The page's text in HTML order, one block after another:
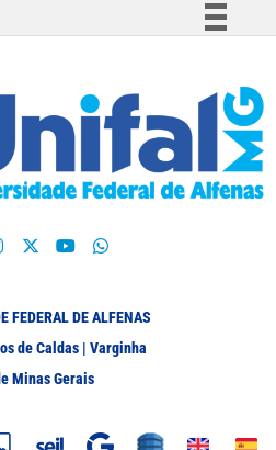
Participe
Acesso à informação
Legislação
FEDERAL DE ALFENAS
de Caldas | Varginha
Minas Gerais